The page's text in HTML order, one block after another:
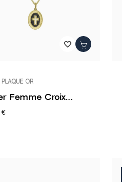
favorite_border
PLAQUE OR
Femme Croix...